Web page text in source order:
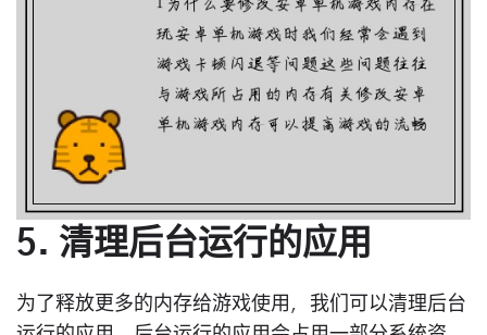
5. 清理后台运行的应用
为了释放更多的内存给游戏使用，我们可以清理后台